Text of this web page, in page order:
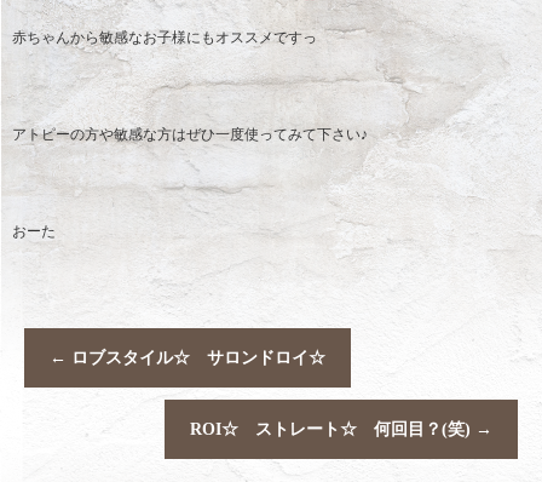
赤ちゃんから敏感なお子様にもオススメですっ
アトピーの方や敏感な方はぜひ一度使ってみて下さい♪
おーた
← ロブスタイル☆ サロンドロイ☆
ROI☆ ストレート☆ 何回目？(笑) →